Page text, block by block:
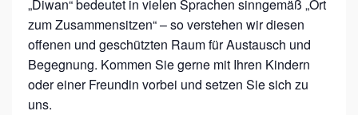
G
E
S
P
„Diwan“ bedeutet in vielen Sprachen sinngemäß „Ort
zum Zusammensitzen“ – so verstehen wir diesen
offenen und geschützten Raum für Austausch und
Begegnung. Kommen Sie gerne mit Ihren Kindern
oder einer Freundin vorbei und setzen Sie sich zu
uns.